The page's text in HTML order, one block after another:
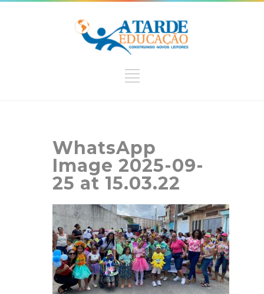
WhatsApp
Image 2025-09-
25 at 15.03.22